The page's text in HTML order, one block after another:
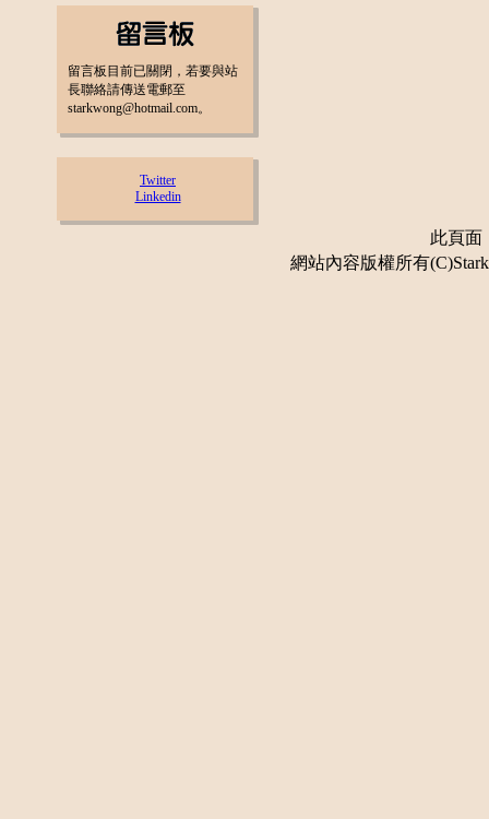
留言板目前已關閉，若要與站
長聯絡請傳送電郵至
starkwong@hotmail.com。
Twitter
Linkedin
此頁面
網站內容版權所有